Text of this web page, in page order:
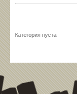
Категория пуста